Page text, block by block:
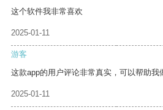
这个软件我非常喜欢
2025-01-11
游客
这款app的用户评论非常真实，可以帮助我
2025-01-11